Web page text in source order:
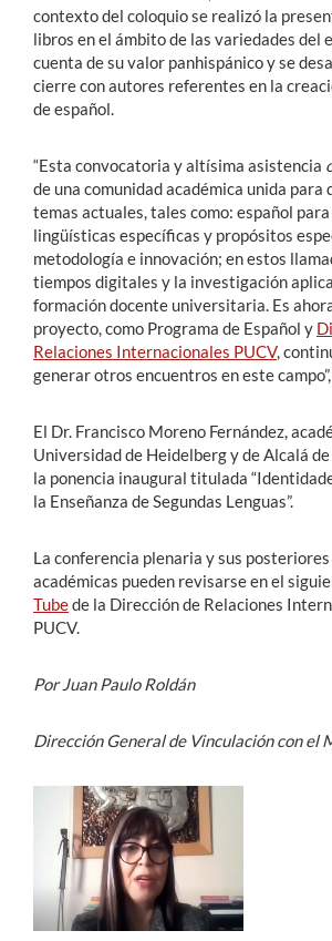
contexto del coloquio se realizó la
libros en el ámbito de las variedades del
cuenta de su valor panhispánico y se
cierre con autores referentes en la
de español.
“Esta convocatoria y altísima asistencia
de una comunidad académica unida para
temas actuales, tales como: español
lingüísticas específicas y propósitos
metodología e innovación; en estos
tiempos digitales y la investigación
formación docente universitaria. Es
proyecto, como Programa de Español y
Relaciones Internacionales PUCV,
generar otros encuentros en este
El Dr. Francisco Moreno Fernández,
Universidad de Heidelberg y de Alcalá
la ponencia inaugural titulada
la Enseñanza de Segundas Lenguas”.
La conferencia plenaria y sus
académicas pueden revisarse en el
Tubede la Dirección de Relaciones
PUCV.
Por Juan Paulo Roldán
Dirección General de Vinculación con el